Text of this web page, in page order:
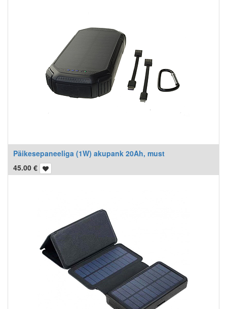
Päikesepaneeliga (1W) akupank 20Ah, must
45.00 €